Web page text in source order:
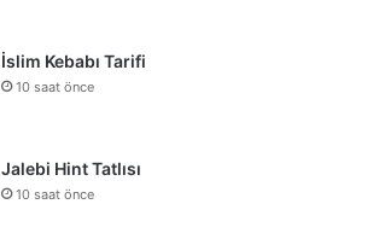
İslim Kebabı Tarifi
10 saat önce
Jalebi Hint Tatlısı
10 saat önce